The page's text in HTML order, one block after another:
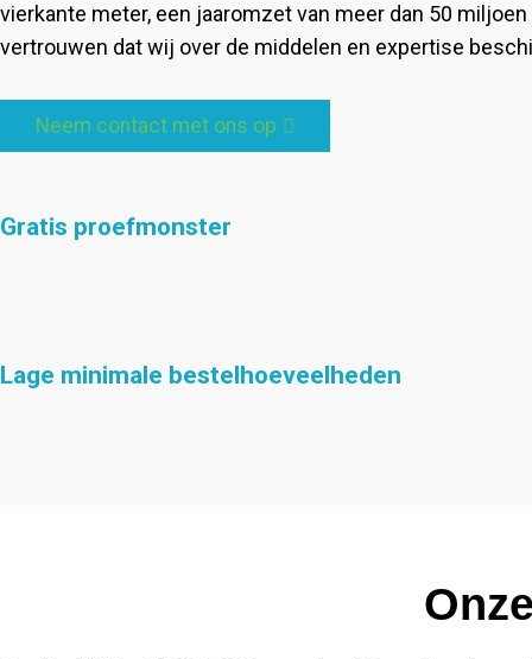
vierkante meter, een jaaromzet van meer dan 50
vertrouwen dat wij over de middelen en expertise
Neem contact met ons op
Gratis proefmonster
Lage minimale bestelhoeveelheden